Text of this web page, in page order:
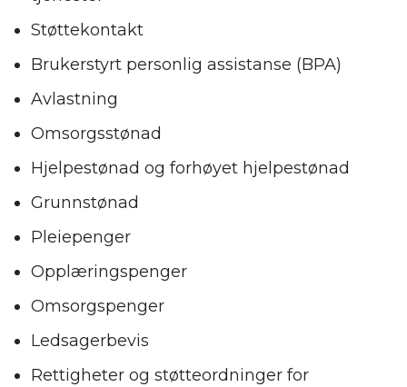
Støttekontakt
Brukerstyrt personlig assistanse (BPA)
Avlastning
Omsorgsstønad
Hjelpestønad og forhøyet hjelpestønad
Grunnstønad
Pleiepenger
Opplæringspenger
Omsorgspenger
Ledsagerbevis
Rettigheter og støtteordninger for